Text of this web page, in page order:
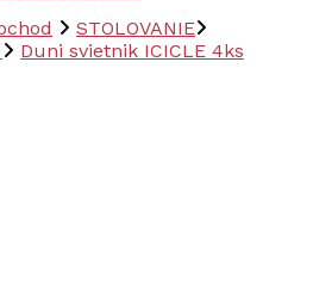
STOLOVANIE
Duni svietnik ICICLE 4ks